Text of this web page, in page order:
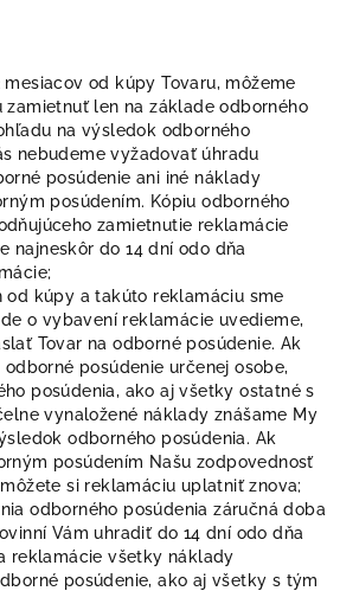
od kúpy Tovaru, môžeme
zamietnuť len na základe odborného
na výsledok odborného
nebudeme vyžadovať úhradu
posúdenie ani iné náklady
posúdením. Kópiu odborného
zamietnutie reklamácie
najneskôr do 14 dní odo dňa
od kúpy a takúto reklamáciu sme
o vybavení reklamácie uvedieme,
Tovar na odborné posúdenie. Ak
posúdenie určenej osobe,
posúdenia, ako aj všetky ostatné s
vynaložené náklady znášame My
odborného posúdenia. Ak
posúdením Našu zodpovednosť
si reklamáciu uplatniť znova;
odborného posúdenia záručná doba
Vám uhradiť do 14 dní odo dňa
reklamácie všetky náklady
posúdenie, ako aj všetky s tým